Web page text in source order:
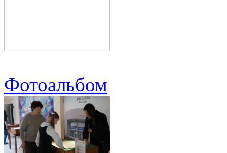
Фотоальбом